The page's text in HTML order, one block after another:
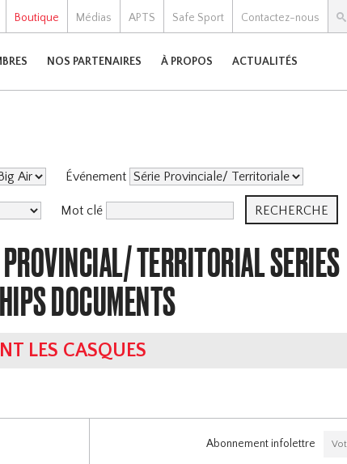
Boutique Médias APTS Safe Sport Contactez-nous
NOS PARTENAIRES À PROPOS ACTUALITÉS
Événement
Mot clé
TERRITORIAL SERIES
DOCUMENTS
LES CASQUES
Abonnement infolettre